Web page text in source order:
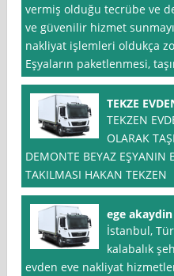
vermiş olduğu tecrübe ve
ve güvenilir hizmet
nakliyat işlemleri oldukça
Eşyaların paketlenmesi,
TEKZE
TEKZEN
OLARAK
DEMONTE BEYAZ EŞYANIN
TAKILMASI HAKAN TEKZEN
ege
İstanbul,
kalabalık
evden eve nakliyat